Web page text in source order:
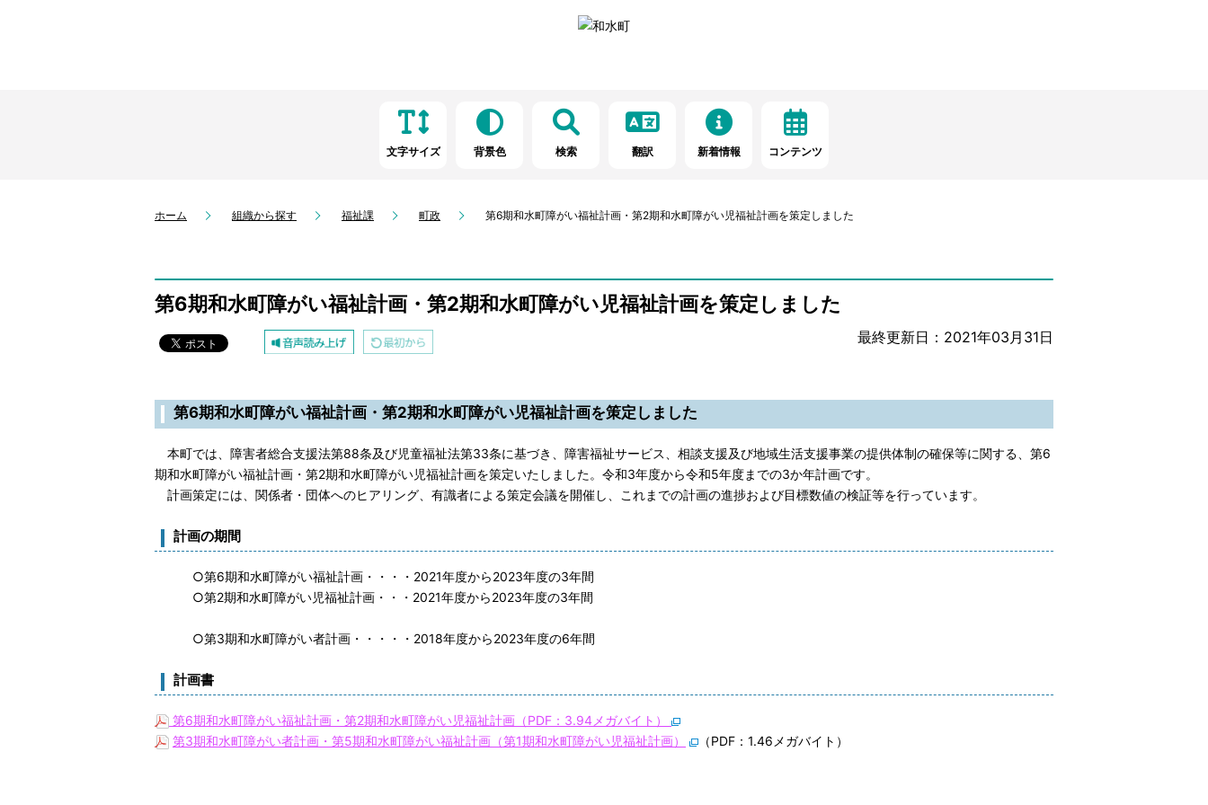
文字サイズ 背景色 検索 翻訳 新着情報 コンテンツ
ホーム 組織から探す 福祉課 町政 第6期和水町障がい福祉計画・第2期和水町障がい児福祉計画を策定しました
第6期和水町障がい福祉計画・第2期和水町障がい児福祉計画を策定しました
最終更新日：2021年03月31日
第6期和水町障がい福祉計画・第2期和水町障がい児福祉計画を策定しました
本町では、障害者総合支援法第88条及び児童福祉法第33条に基づき、障害福祉サービス、相談支援及び地域生活支援事業の提供体制の確保等に関する、第6
期和水町障がい福祉計画・第2期和水町障がい児福祉計画を策定いたしました。令和3年度から令和5年度までの3か年計画です。
計画策定には、関係者・団体へのヒアリング、有識者による策定会議を開催し、これまでの計画の進捗および目標数値の検証等を行っています。
計画の期間
○第6期和水町障がい福祉計画・・・・2021年度から2023年度の3年間
○第2期和水町障がい児福祉計画・・・2021年度から2023年度の3年間
○第3期和水町障がい者計画・・・・・2018年度から2023年度の6年間
計画書
第6期和水町障がい福祉計画・第2期和水町障がい児福祉計画（PDF：3.94メガバイト）
第3期和水町障がい者計画・第5期和水町障がい福祉計画（第1期和水町障がい児福祉計画）
（PDF：1.46メガバイト）